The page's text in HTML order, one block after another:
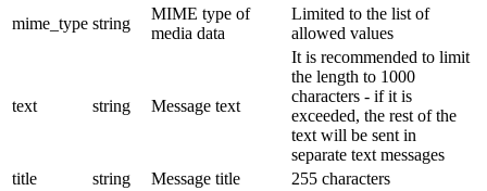
mime_type string
MIME type of
media data
Limited to the list of
allowed values
text string Message text
It is recommended to limit
the length to 1000
characters - if it is
exceeded, the rest of the
text will be sent in
separate text messages
title
string Message title
255 characters